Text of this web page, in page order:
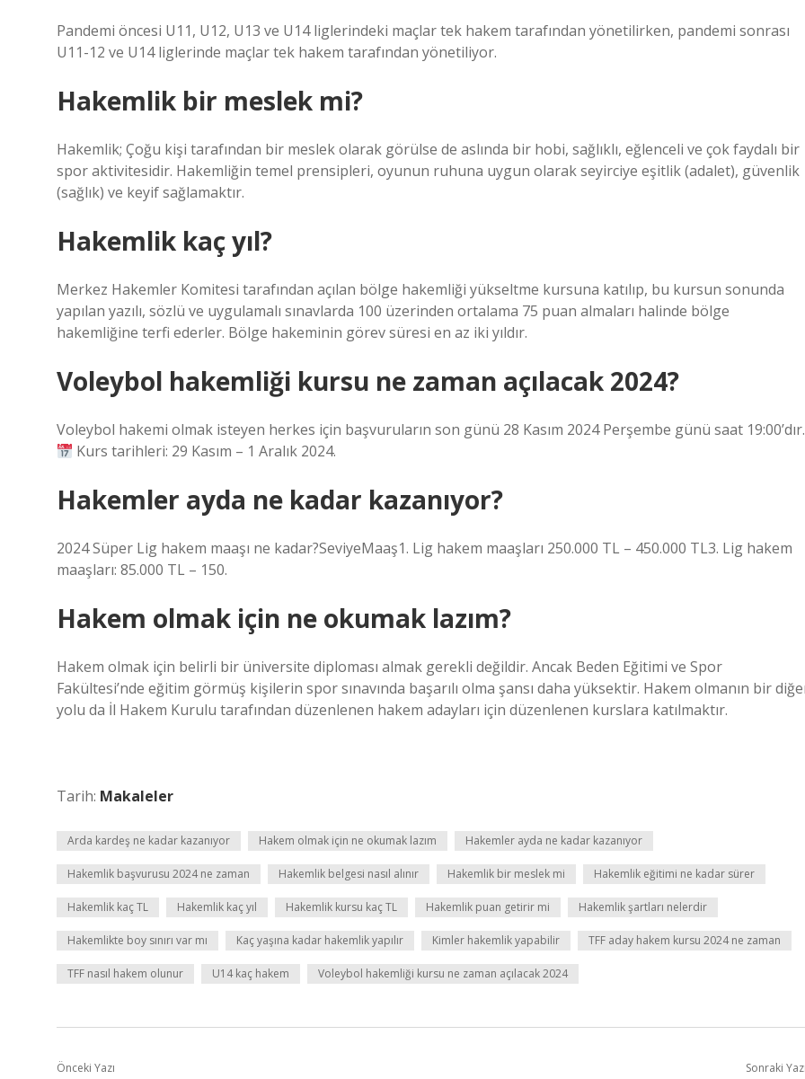
Pandemi öncesi U11, U12, U13 ve U14 liglerindeki maçlar tek hakem tarafından yönetilirken, pandemi sonrası
U11-12 ve U14 liglerinde maçlar tek hakem tarafından yönetiliyor.
Hakemlik bir meslek mi?
Hakemlik; Çoğu kişi tarafından bir meslek olarak görülse de aslında bir hobi, sağlıklı, eğlenceli ve çok faydalı bir
spor aktivitesidir. Hakemliğin temel prensipleri, oyunun ruhuna uygun olarak seyirciye eşitlik (adalet), güvenlik
(sağlık) ve keyif sağlamaktır.
Hakemlik kaç yıl?
Merkez Hakemler Komitesi tarafından açılan bölge hakemliği yükseltme kursuna katılıp, bu kursun sonunda
yapılan yazılı, sözlü ve uygulamalı sınavlarda 100 üzerinden ortalama 75 puan almaları halinde bölge
hakemliğine terfi ederler. Bölge hakeminin görev süresi en az iki yıldır.
Voleybol hakemliği kursu ne zaman açılacak 2024?
Voleybol hakemi olmak isteyen herkes için başvuruların son günü 28 Kasım 2024 Perşembe günü saat 19:00’dır.
Kurs tarihleri: 29 Kasım – 1 Aralık 2024.
Hakemler ayda ne kadar kazanıyor?
2024 Süper Lig hakem maaşı ne kadar?SeviyeMaaş1. Lig hakem maaşları 250.000 TL – 450.000 TL3. Lig hakem
maaşları: 85.000 TL – 150.
Hakem olmak için ne okumak lazım?
Hakem olmak için belirli bir üniversite diploması almak gerekli değildir. Ancak Beden Eğitimi ve Spor
Fakültesi’nde eğitim görmüş kişilerin spor sınavında başarılı olma şansı daha yüksektir. Hakem olmanın bir
yolu da İl Hakem Kurulu tarafından düzenlenen hakem adayları için düzenlenen kurslara katılmaktır.
Tarih: Makaleler
Arda kardeş ne kadar kazanıyor Hakem olmak için ne okumak lazım Hakemler ayda ne kadar kazanıyor
Hakemlik başvurusu 2024 ne zaman Hakemlik belgesi nasıl alınır Hakemlik bir meslek mi Hakemlik eğitimi ne kadar sürer
Hakemlik kaç TL Hakemlik kaç yıl Hakemlik kursu kaç TL Hakemlik puan getirir mi Hakemlik şartları nelerdir
Hakemlikte boy sınırı var mı Kaç yaşına kadar hakemlik yapılır Kimler hakemlik yapabilir TFF aday hakem kursu 2024 ne zaman
TFF nasıl hakem olunur U14 kaç hakem Voleybol hakemliği kursu ne zaman açılacak 2024
Önceki Yazı Sonraki